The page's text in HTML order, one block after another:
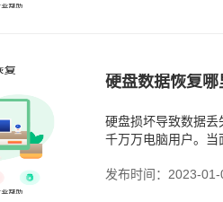
硬盘数据恢复
硬盘损坏导致数据
千万万电脑用户。
发布时间：2023-01-